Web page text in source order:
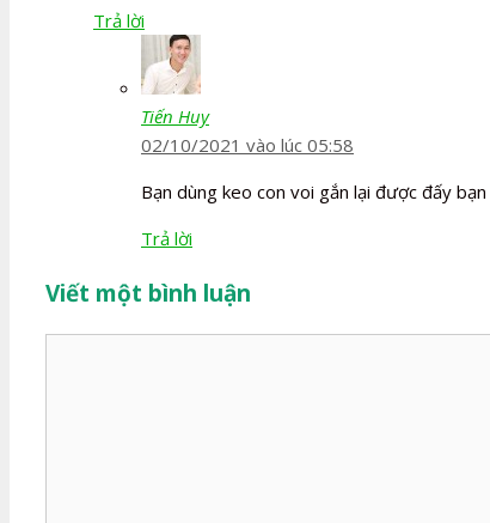
Trả lời
Tiến Huy
02/10/2021 vào lúc 05:58
Bạn dùng keo con voi gắn lại được đấy bạn
Trả lời
Viết một bình luận